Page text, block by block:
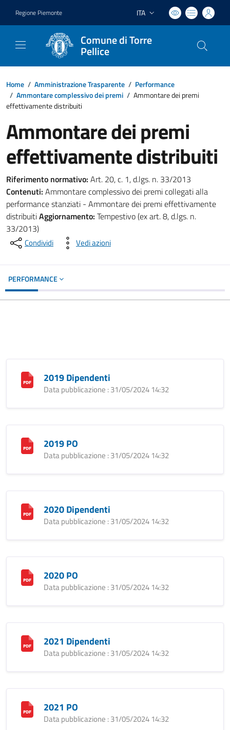
Regione Piemonte Lingua attiva:
ITA
Comune di Torre
Pellice
Home / Amministrazione Trasparente / Performance
/ Ammontare complessivo dei premi / Ammontare dei premi
effettivamente distribuiti
Ammontare dei premi
effettivamente distribuiti
Riferimento normativo: Art. 20, c. 1, d.lgs. n. 33/2013
Contenuti: Ammontare complessivo dei premi collegati alla
performance stanziati - Ammontare dei premi effettivamente
distribuitiAggiornamento: Tempestivo (ex art. 8, d.lgs. n.
33/2013)
Condividi Vedi azioni
PERFORMANCE
2019 Dipendenti
Data pubblicazione : 31/05/2024 14:32
2019 PO
Data pubblicazione : 31/05/2024 14:32
2020 Dipendenti
Data pubblicazione : 31/05/2024 14:32
2020 PO
Data pubblicazione : 31/05/2024 14:32
2021 Dipendenti
Data pubblicazione : 31/05/2024 14:32
2021 PO
Data pubblicazione : 31/05/2024 14:32